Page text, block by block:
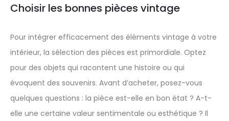
Choisir les bonnes pièces vintage
Pour intégrer efficacement des éléments vintage à votre
intérieur, la sélection des pièces est primordiale. Optez
pour des objets qui racontent une histoire ou qui
évoquent des souvenirs. Avant d’acheter, posez-vous
quelques questions : la pièce est-elle en bon état ? A-t-
elle une certaine valeur sentimentale ou esthétique ? Il